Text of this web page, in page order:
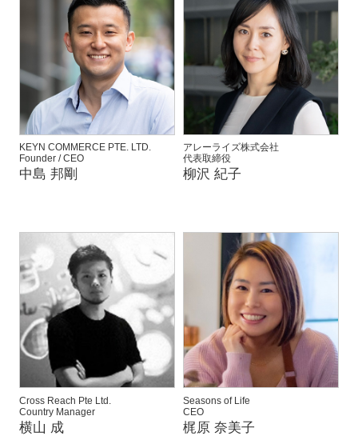
KEYN COMMERCE PTE. LTD.
Founder / CEO
中島 邦剛
アレーライズ株式会社
代表取締役
柳沢 紀子
Cross Reach Pte Ltd.
Country Manager
横山 成
Seasons of Life
CEO
梶原 奈美子